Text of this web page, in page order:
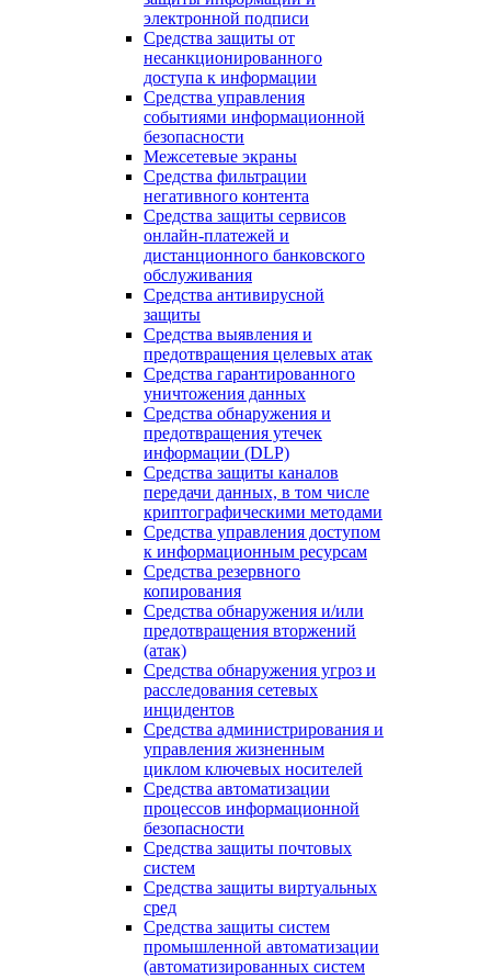
электронной подписи
Средства защиты от
несанкционированного
доступа к информации
Средства управления
событиями информационной
безопасности
Межсетевые экраны
Средства фильтрации
негативного контента
Средства защиты сервисов
онлайн-платежей и
дистанционного банковского
обслуживания
Средства антивирусной
защиты
Средства выявления и
предотвращения целевых атак
Средства гарантированного
уничтожения данных
Средства обнаружения и
предотвращения утечек
информации (DLP)
Средства защиты каналов
передачи данных, в том числе
криптографическими методами
Средства управления доступом
к информационным ресурсам
Средства резервного
копирования
Средства обнаружения и/или
предотвращения вторжений
(атак)
Средства обнаружения угроз и
расследования сетевых
инцидентов
Средства администрирования и
управления жизненным
циклом ключевых носителей
Средства автоматизации
процессов информационной
безопасности
Средства защиты почтовых
систем
Средства защиты виртуальных
сред
Средства защиты систем
промышленной автоматизации
(автоматизированных систем